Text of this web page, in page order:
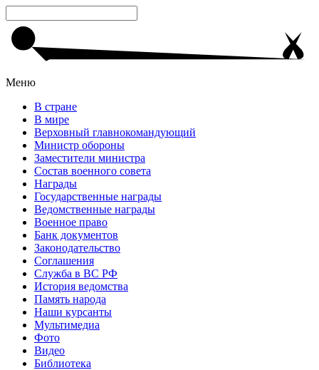
Меню
В стране
В мире
Верховный главнокомандующий
Министр обороны
Заместители министра
Состав военного совета
Награды
Государственные награды
Ведомственные награды
Военное право
Банк документов
Законодательство
Соглашения
Служба в ВС РФ
История ведомства
Память народа
Наши курсанты
Мультимедиа
Фото
Видео
Библиотека